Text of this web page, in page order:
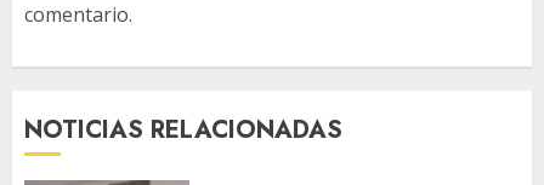
comentario.
NOTICIAS RELACIONADAS